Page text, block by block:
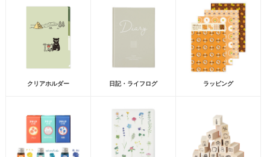
クリアホルダー 日記・ライフログ ラッピング